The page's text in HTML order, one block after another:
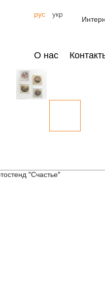
рус укр
О нас